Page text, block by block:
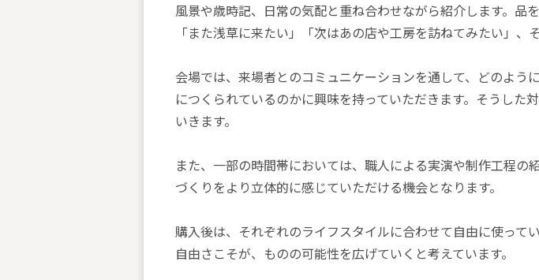
風景や歳時記、日常の気配と重ね合わせながら紹介します。品
「また浅草に来たい」「次はあの店や工房を訪ねてみたい」、
会場では、来場者とのコミュニケーションを通して、どのよう
につくられているのかに興味を持っていただきます。そうした
いきます。
また、一部の時間帯においては、職人による実演や制作工程
づくりをより立体的に感じていただける機会となります。
購入後は、それぞれのライフスタイルに合わせて自由に使って
自由さこそが、ものの可能性を広げていくと考えています。